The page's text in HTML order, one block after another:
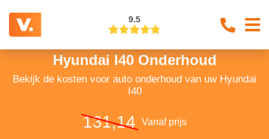
9.5
Hyundai I40 Onderhoud
Bekijk de kosten voor auto onderhoud van uw Hyundai
I40
131,14 Vanaf prijs